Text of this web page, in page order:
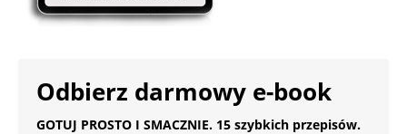
Odbierz darmowy e-book
GOTUJ PROSTO I SMACZNIE. 15 szybkich przepisów.